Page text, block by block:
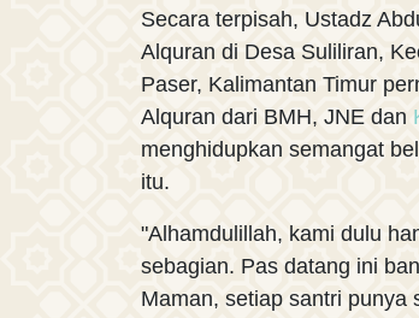
Secara terpisah, Ustadz
Alquran di Desa Suliliran,
Paser, Kalimantan Timur
Alquran dari BMH, JNE dan
menghidupkan semangat
itu.
"Alhamdulillah, kami dulu
sebagian. Pas datang ini
Maman, setiap santri punya